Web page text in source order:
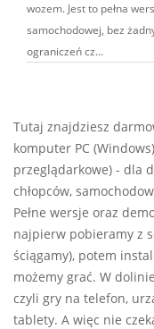
wozem. Jest to pełna
samochodowej, bez
ograniczeń cz...
Tutaj znajdziesz
komputer PC
przeglądarkowe) - dla
chłopców,
Pełne wersje oraz
najpierw pobieramy z
ściągamy), potem
możemy grać. W
czyli gry na telefon,
tablety. A więc nie